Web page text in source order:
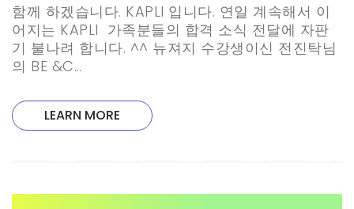
함께 하겠습니다. KAPLI 입니다. 연일 계속해서 이
어지는 KAPLI 가족분들의 합격 소식 전달에 자판
기 불나려 합니다. ^^ 뉴져지 수강생이신 전진탁님
의 BE &C…
LEARN MORE